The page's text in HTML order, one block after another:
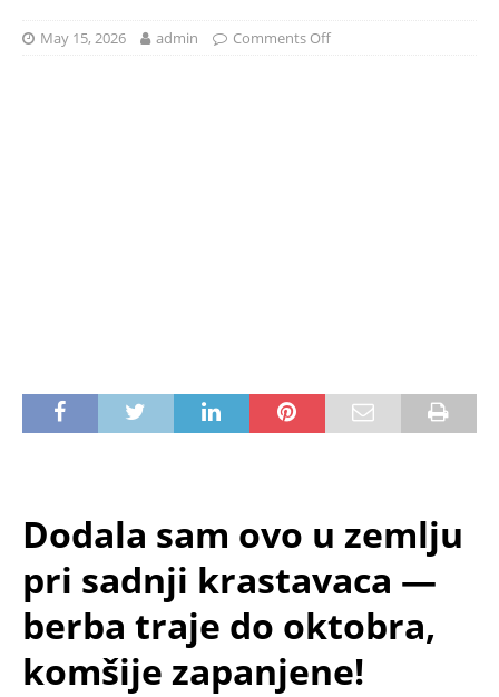
May 15, 2026 admin Comments Off
Dodala sam ovo u zemlju
pri sadnji krastavaca —
berba traje do oktobra,
komšije zapanjene!